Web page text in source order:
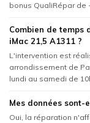
bonus QualiRépar de
Combien de temps
iMac 21,5 A1311 ?
L'intervention est
arrondissement de
lundi au samedi de
Mes données
Oui, la réparation